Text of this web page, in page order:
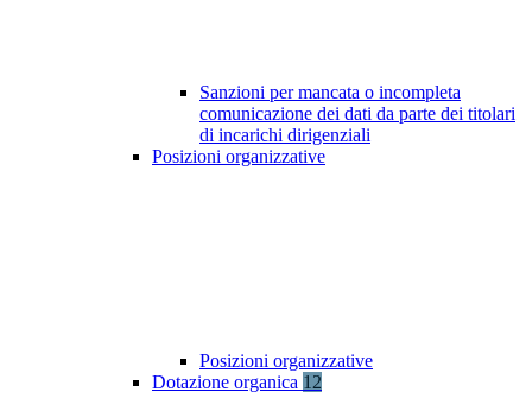
Sanzioni per mancata o incompleta
comunicazione dei dati da parte dei titolari
di incarichi dirigenziali
Posizioni organizzative
Posizioni organizzative
Dotazione organica 12